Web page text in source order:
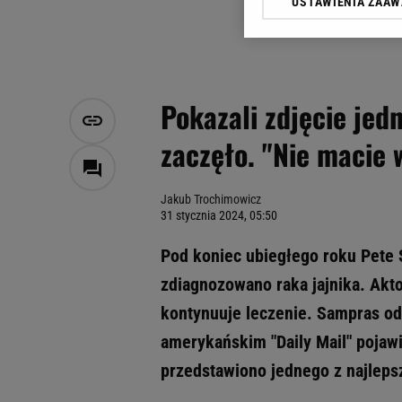
Pokazali zdjęcie
zaczęło. "Nie
Jakub Trochimowicz
31 stycznia 2024, 05:50
Pod koniec ubiegłego roku
zdiagnozowano raka jajnika.
kontynuuje leczenie. Sampras
amerykańskim "Daily Mail"
przedstawiono jednego z
Klikając „Akceptuję”
Zaufanych Partnerów i
My, nasi Zaufani
Użycie dokładnych
Przechowywanie